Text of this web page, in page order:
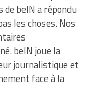
beIN a répondu
les choses. Nos
beIN joue la
journalistique et
face à la